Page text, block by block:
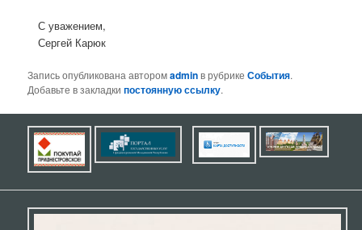
С уважением,
Сергей Карюк
Запись опубликована авторомadminв рубрикеСобытия.
Добавьте в закладкипостоянную ссылку.